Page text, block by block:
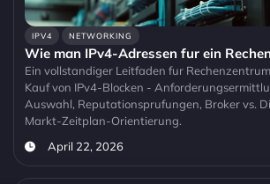
IPV4 NETWORKING
Wie man IPv4-Adressen fur ein
Ein vollstandiger Leitfaden fur
Kauf von IPv4-Blocken -
Auswahl, Reputationsprufungen, Broker vs.
Markt-Zeitplan-Orientierung.
April 22, 2026